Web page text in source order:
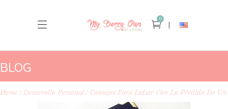
0
BLOG
Home Desarrollo Personal Consejos Para Lidiar Con La Pérdida De